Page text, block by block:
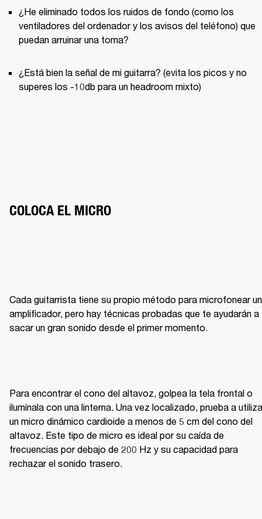
¿He eliminado todos los ruidos de fondo (como los
ventiladores del ordenador y los avisos del teléfono) que
¿Está bien la señal de mi guitarra? (evita los picos y no
superes los -10db para un headroom mixto)
COLOCA EL MICRO
Cada guitarrista tiene su propio método para microfonear un
amplificador, pero hay técnicas probadas que te ayudarán a
sacar un gran sonido desde el primer momento.
Para encontrar el cono del altavoz, golpea la tela frontal o
ilumínala con una linterna. Una vez localizado, prueba a
un micro dinámico cardioide a menos de 5 cm del cono del
altavoz. Este tipo de micro es ideal por su caída de
frecuencias por debajo de 200 Hz y su capacidad para
rechazar el sonido trasero.